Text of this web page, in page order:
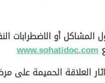
المشاكل أو الاضطرابات
www.sohatidoc.com
العلاقة الحميمة على